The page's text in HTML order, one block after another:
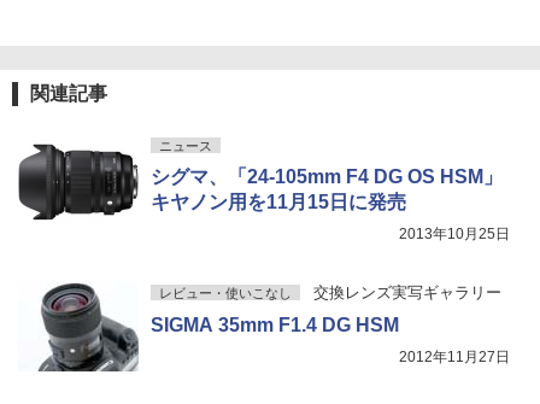
関連記事
ニュース
シグマ、「24-105mm F4 DG OS HSM」
キヤノン用を11月15日に発売
2013年10月25日
レビュー・使いこなし 交換レンズ実写ギャラリー
SIGMA 35mm F1.4 DG HSM
2012年11月27日